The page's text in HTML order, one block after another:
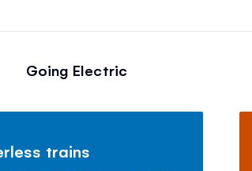
Going Electric
trains